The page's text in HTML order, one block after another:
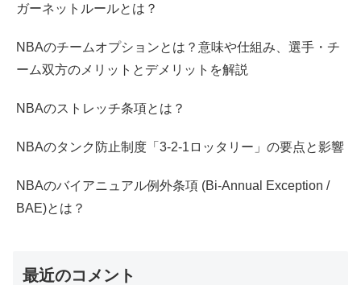
ガーネットルールとは？
NBAのチームオプションとは？意味や仕組み、選手・チ
ーム双方のメリットとデメリットを解説
NBAのストレッチ条項とは？
NBAのタンク防止制度「3-2-1ロッタリー」の要点と影響
NBAのバイアニュアル例外条項 (Bi-Annual Exception /
BAE)とは？
最近のコメント